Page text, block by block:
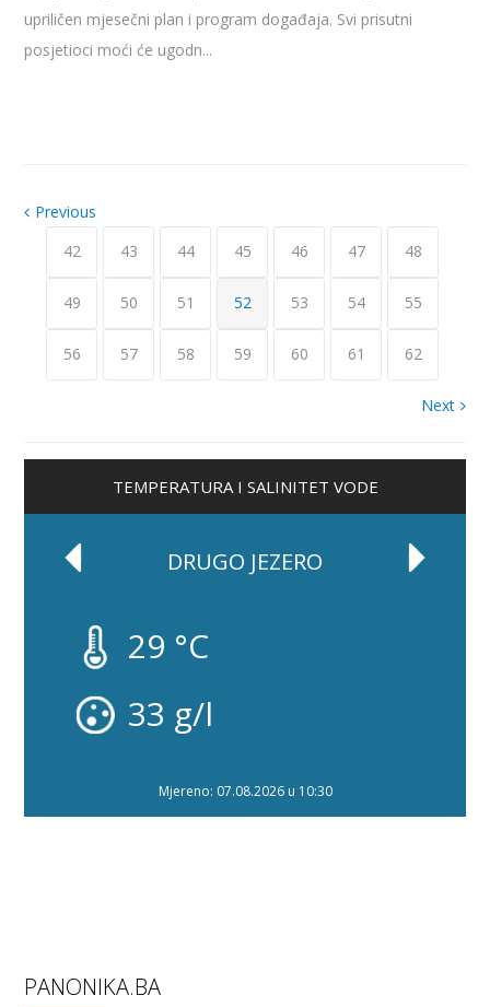
upriličen mjesečni plan i program događaja. Svi prisutni
posjetioci moći će ugodn...
Previous
42
43 44 45 46 47 48
49 50 51 52 53 54 55
56 57 58 59 60 61 62
Next
TEMPERATURA I SALINITET VODE
DRUGO JEZERO
29 °C
33 g/l
Mjereno: 07.08.2026 u 10:30
PANONIKA.BA